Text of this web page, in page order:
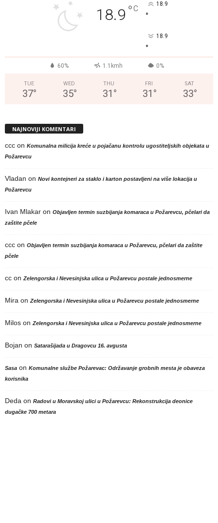
18.9 °C 18.9
°
18.9
°
60% 1.1kmh 0%
TUE
37°
WED
35°
THU
31 °
FRI
31 °
SAT
33°
NAJNOVIJI KOMENTARI
ccc on Komunalna milicija kreće u pojačanu kontrolu ugostiteljskih objekata u
Požarevcu
Vladan on Novi kontejneri za staklo i karton postavljeni na više lokacija u
Požarevcu
Ivan Mlakar on Objavljen termin suzbijanja komaraca u Požarevcu, pčelari da
zaštite pčele
ccc on Objavljen termin suzbijanja komaraca u Požarevcu, pčelari da zaštite
pčele
cc on Zelengorska i Nevesinjska ulica u Požarevcu postale jednosmerne
Mira on Zelengorska i Nevesinjska ulica u Požarevcu postale jednosmerne
Milos on Zelengorska i Nevesinjska ulica u Požarevcu postale jednosmerne
Bojan on Satarašijada u Dragovcu 16. avgusta
Sasa on Komunalne službe Požarevac: Održavanje grobnih mesta je obaveza
korisnika
Deda on Radovi u Moravskoj ulici u Požarevcu: Rekonstrukcija deonice
dugačke 700 metara